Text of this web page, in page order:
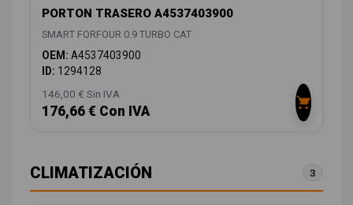
PORTON TRASERO A4537403900
SMART FORFOUR 0.9 TURBO CAT
OEM: A4537403900
ID: 1294128
146,00 € Sin IVA
176,66 € Con IVA
CLIMATIZACIÓN 3